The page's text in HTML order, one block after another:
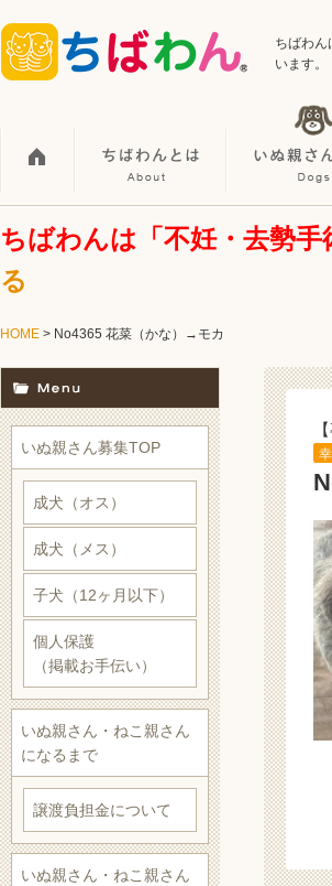
ちばわん
います。
ちばわんは「不妊・去勢
る
HOME > No4365 花菜（かな）→モカ
いぬ親さん募集TOP
成犬（オス）
成犬（メス）
子犬（12ヶ月以下）
個人保護
（掲載お手伝い）
いぬ親さん・ねこ親さん
になるまで
譲渡負担金について
いぬ親さん・ねこ親さん